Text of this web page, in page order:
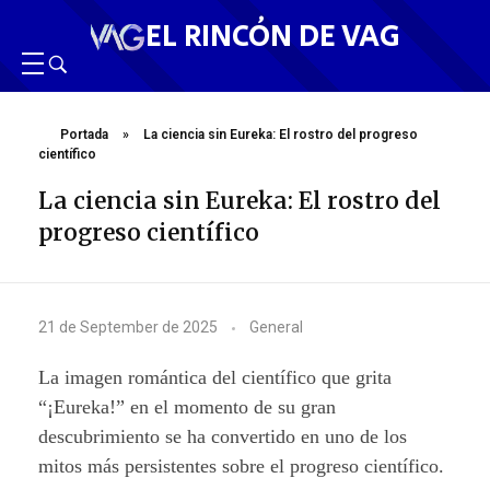
EL RINCÓN DE VAG
Portada »
La ciencia sin Eureka: El rostro del progreso
científico
La ciencia sin Eureka: El rostro del
progreso científico
L
a
c
i
21 de September de 2025 General
La imagen romántica del científico que grita
“¡Eureka!” en el momento de su gran
descubrimiento se ha convertido en uno de los
mitos más persistentes sobre el progreso científico.